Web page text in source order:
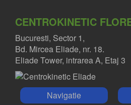
CENTROKINETIC
Bucuresti, Sector 1,
Bd. Mircea Eliade, nr. 18.
Eliade Tower, intrarea A, Etaj 3
Navigatie